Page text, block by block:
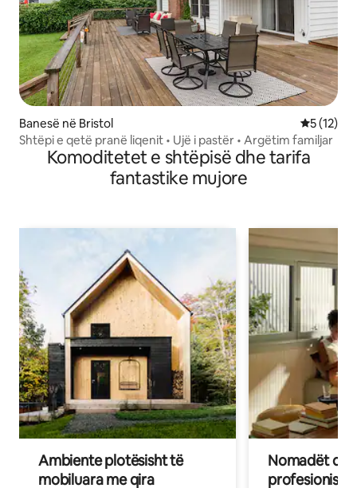
Banesë në Bristol Vlerësimi
5 (12)
Shtëpi e qetë pranë liqenit • Ujë i pastër • Argëtim familjar
Komoditetet e shtëpisë dhe tarifa
fantastike mujore
Ambiente plotësisht të
mobiluara me qira
Nomadët